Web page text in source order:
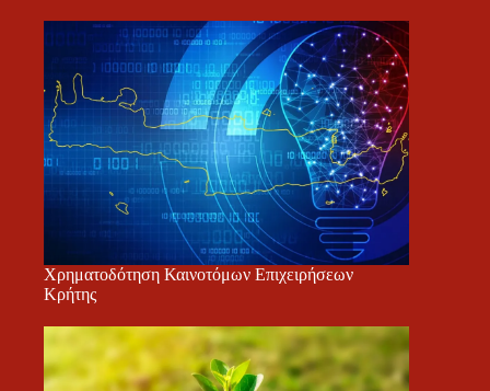
Χρηματοδότηση Καινοτόμων Επιχειρήσεων
Κρήτης